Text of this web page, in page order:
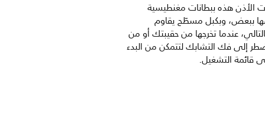
الأذن هذه ببطانات مغنطيسية
ببعض، وبكبل مسطّح يقاوم
عندما تخرجها من حقيبتك أو من
إلى فك التشابك لتتمكن من البدء
قائمة التشغيل.